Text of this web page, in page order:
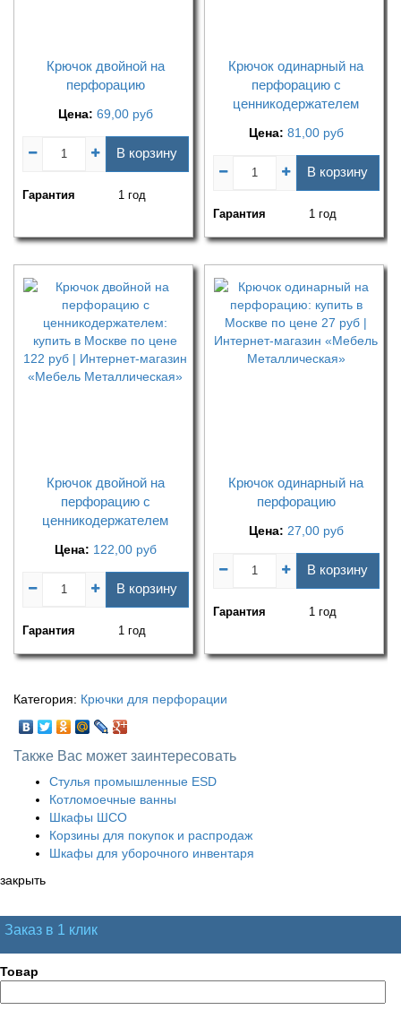
Крючок двойной на
перфорацию
Цена: 69,00 руб
В корзину
Гарантия 1 год
Крючок одинарный на
перфорацию с
ценникодержателем
Цена: 81,00 руб
В корзину
Гарантия 1 год
Крючок двойной на
перфорацию с
ценникодержателем
Цена: 122,00 руб
В корзину
Гарантия 1 год
Крючок одинарный на
перфорацию
Цена: 27,00 руб
В корзину
Гарантия 1 год
Категория: Крючки для перфорации
Также Вас может заинтересовать
Стулья промышленные ESD
Котломоечные ванны
Шкафы ШСО
Корзины для покупок и распродаж
Шкафы для уборочного инвентаря
закрыть
Заказ в 1 клик
Товар